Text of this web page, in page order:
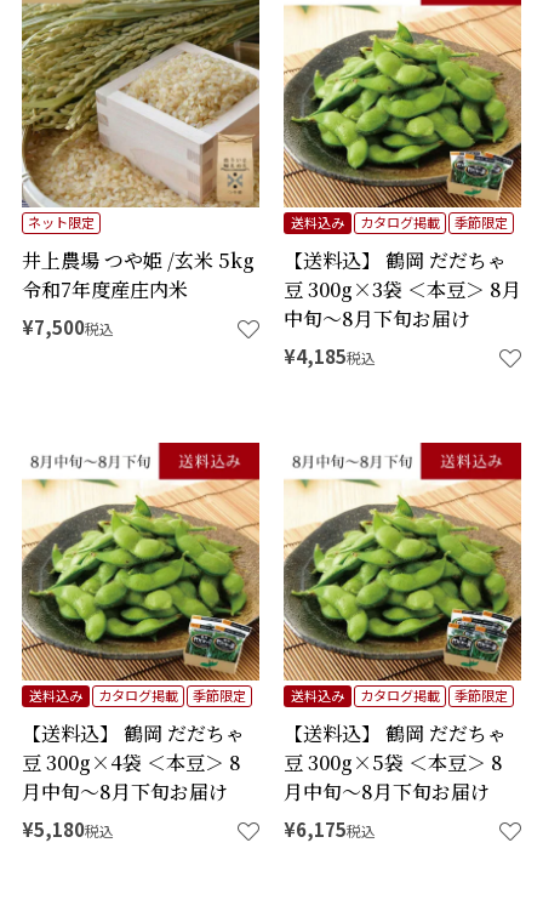
井上農場 つや姫 /玄米 5kg
令和7年度産庄内米
ネット限定
¥7,500税込
【送料込】 鶴岡 だだちゃ
豆 300g×3袋 ＜本豆＞ 8月
中旬～8月下旬お届け
送料込み カタログ掲載 季節限定
¥4,185税込
【送料込】 鶴岡 だだちゃ
豆 300g×4袋 ＜本豆＞ 8
月中旬～8月下旬お届け
送料込み カタログ掲載 季節限定
¥5,180税込
【送料込】 鶴岡 だだちゃ
豆 300g×5袋 ＜本豆＞ 8
月中旬～8月下旬お届け
送料込み カタログ掲載 季節限定
¥6,175税込